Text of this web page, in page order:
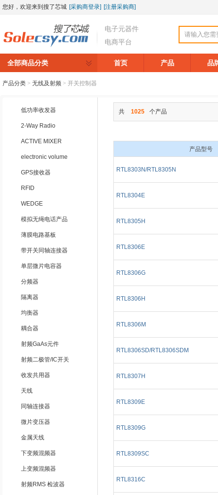
您好，欢迎来到搜了芯城 [采购商登录] [注册采购商]
电子元器件
电商平台
全部商品分类 首页 产品 品
产品分类 > 无线及射频 > 开关控制器
共 1025 个产品
产品型号
RTL8303N/RTL8305N
RTL8304E
RTL8305H
RTL8306E
RTL8306G
RTL8306H
RTL8306M
RTL8306SD/RTL8306SDM
RTL8307H
RTL8309E
RTL8309G
RTL8309SC
RTL8316C
低功率收发器
2-Way Radio
ACTIVE MIXER
electronic volume
GPS接收器
RFID
WEDGE
模拟无绳电话产品
薄膜电路基板
带开关同轴连接器
单层微片电容器
分频器
隔离器
均衡器
耦合器
射频GaAs元件
射频二极管/IC开关
收发共用器
天线
同轴连接器
微片变压器
金属天线
下变频混频器
上变频混频器
射频RMS 检波器